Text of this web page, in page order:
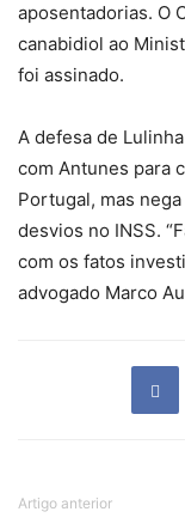
aposentadorias. O
canabidiol ao
foi assinado.
A defesa de
com Antunes para
Portugal, mas
desvios no INSS.
com os fatos
advogado Marco
Artigo anterior